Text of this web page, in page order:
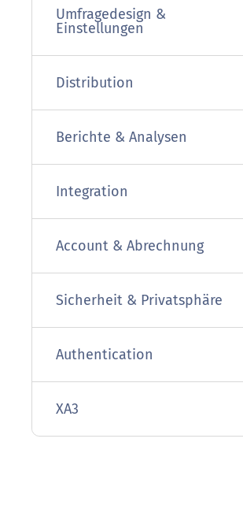
Umfragedesign &
Einstellungen
Distribution
Berichte & Analysen
Integration
Account & Abrechnung
Sicherheit & Privatsphäre
Authentication
XA3